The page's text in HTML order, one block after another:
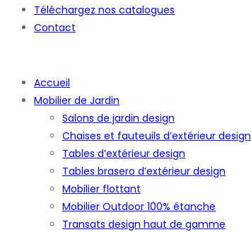
Téléchargez nos catalogues
Contact
Accueil
Mobilier de Jardin
Salons de jardin design
Chaises et fauteuils d’extérieur design
Tables d’extérieur design
Tables brasero d’extérieur design
Mobilier flottant
Mobilier Outdoor 100% étanche
Transats design haut de gamme